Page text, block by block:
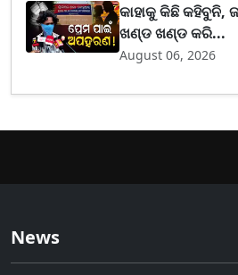
କାହାକୁ କିଛି କହିବୁନି,
ଖଣ୍ଡ ଖଣ୍ଡ କରି...
August 06, 2026
News